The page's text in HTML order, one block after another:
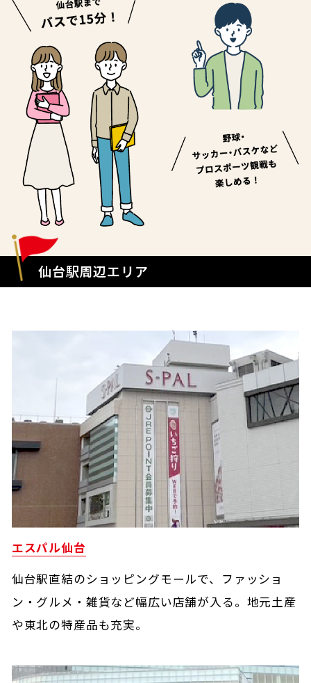
仙台駅周辺エリア
エスパル仙台
仙台駅直結のショッピングモールで、ファッショ
ン・グルメ・雑貨など幅広い店舗が入る。地元土産
や東北の特産品も充実。